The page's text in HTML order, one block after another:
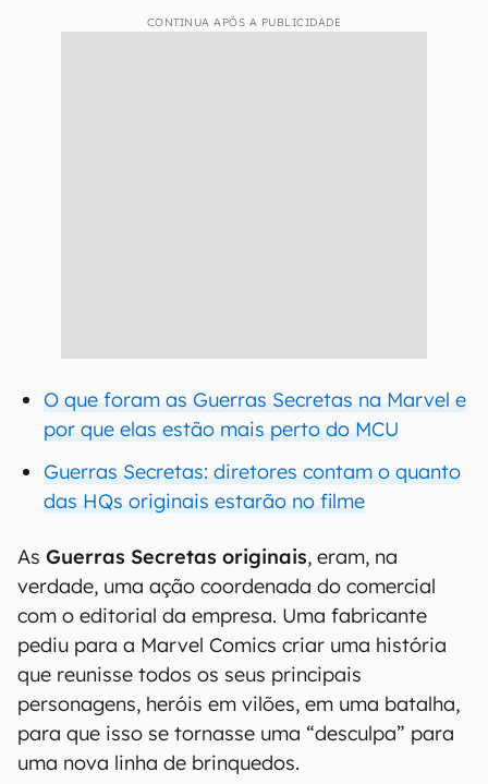
CONTINUA APÓS A PUBLICIDADE
O que foram as Guerras Secretas na Marvel e
por que elas estão mais perto do MCU
Guerras Secretas: diretores contam o quanto
das HQs originais estarão no filme
As Guerras Secretas originais, eram, na
verdade, uma ação coordenada do comercial
com o editorial da empresa. Uma fabricante
pediu para a Marvel Comics criar uma história
que reunisse todos os seus principais
personagens, heróis em vilões, em uma batalha,
para que isso se tornasse uma “desculpa” para
uma nova linha de brinquedos.